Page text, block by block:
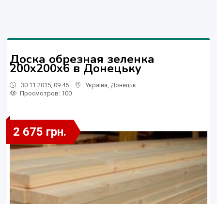
Доска обрезная зеленка
200х200х6 в Донецьку
30.11.2015, 09:45 Україна Донецьк
Просмотров: 100
2 675 грн.